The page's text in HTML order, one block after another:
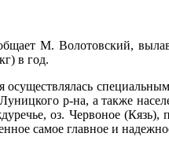
М. Волотовский,
в год.
осуществлялась
р-на, а также
оз. Червоное
самое главное и